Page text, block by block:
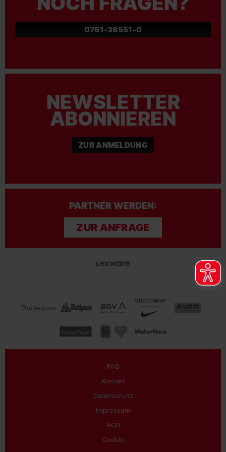
0761-38551-0
NEWSLETTER
ABONNIEREN
ZUR ANMELDUNG
PARTNER WERDEN:
ZUR ANFRAGE
FAQ
Kontakt
Datenschutz
Impressum
AGB
Cookie